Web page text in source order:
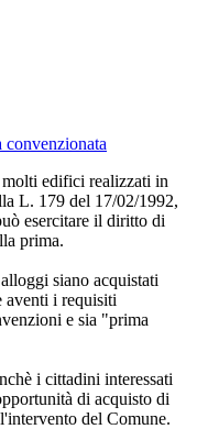
edifici realizzati in
L. 179 del 17/02/1992,
esercitare il diritto di
prima.
siano acquistati
aventi i requisiti
e sia "prima
i cittadini interessati
di acquisto di
del Comune.